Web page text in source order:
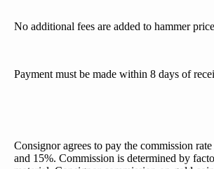
No additional fees are added to hammer
Payment must be made within 8 days of
Consignor agrees to pay the commission
and 15%. Commission is determined by